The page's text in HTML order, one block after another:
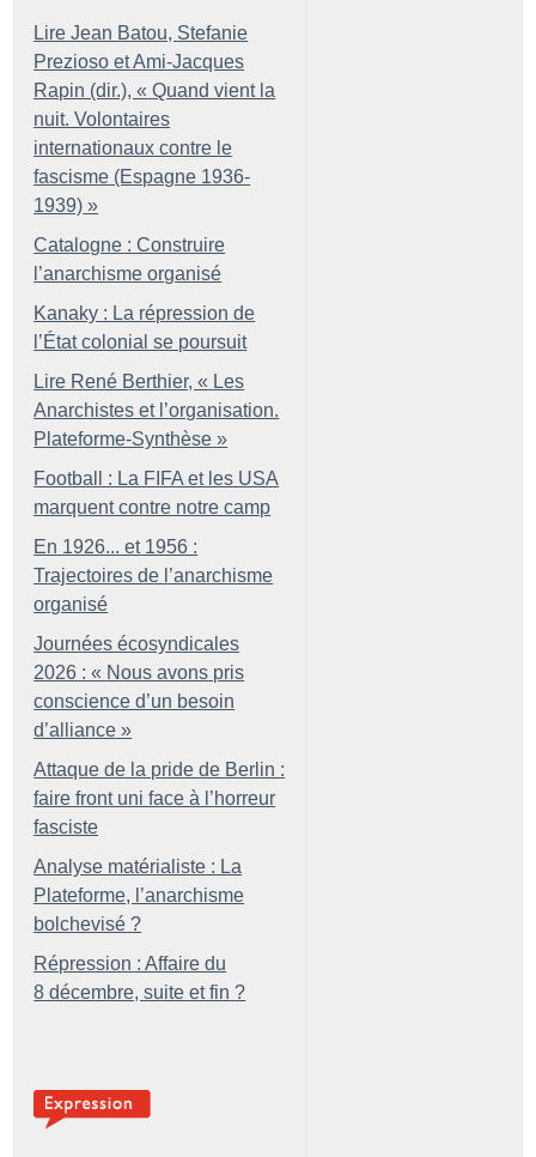
Lire Jean Batou, Stefanie
Prezioso et Ami-Jacques
Rapin (dir.), « Quand vient la
nuit. Volontaires
internationaux contre le
fascisme (Espagne 1936-
1939) »
Catalogne : Construire
l’anarchisme organisé
Kanaky : La répression de
l’État colonial se poursuit
Lire René Berthier, « Les
Anarchistes et l’organisation.
Plateforme-Synthèse »
Football : La FIFA et les USA
marquent contre notre camp
En 1926... et 1956 :
Trajectoires de l’anarchisme
organisé
Journées écosyndicales
2026 : « Nous avons pris
conscience d’un besoin
d’alliance »
Attaque de la pride de Berlin :
faire front uni face à l’horreur
fasciste
Analyse matérialiste : La
Plateforme, l’anarchisme
bolchevisé ?
Répression : Affaire du
8 décembre, suite et fin ?